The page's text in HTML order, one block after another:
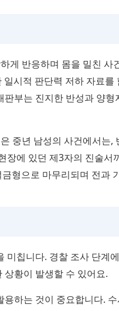
게 반응하며 몸을 밀친 사
일시적 판단력 저하 자료를
부는 진지한 반성과 양형
중년 남성의 사건에서는,
장에 있던 제3자의 진술서
형으로 마무리되며 전과
미칩니다. 경찰 조사 단계
황이 발생할 수 있어요.
하는 것이 중요합니다.